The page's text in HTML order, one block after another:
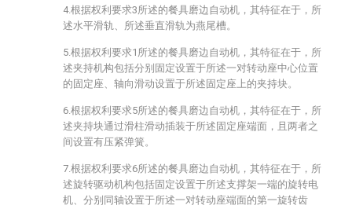
4.根据权利要求3所述的餐具磨边自动机，其特征在于，所
述水平滑轨、所述垂直滑轨为燕尾槽。
5.根据权利要求1所述的餐具磨边自动机，其特征在于，所
述夹持机构包括分别固定设置于所述一对转动座中心位置
的固定座、轴向滑动设置于所述固定座上的夹持块。
6.根据权利要求5所述的餐具磨边自动机，其特征在于，所
述夹持块通过滑柱滑动插装于所述固定座端面，且两者之
间设置有压紧弹簧。
7.根据权利要求6所述的餐具磨边自动机，其特征在于，所
述旋转驱动机构包括固定设置于所述支撑架一端的旋转电
机、分别同轴设置于所述一对转动座端面的第一旋转齿